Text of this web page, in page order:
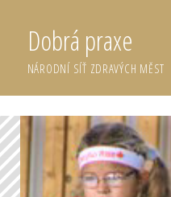
Dobrá praxe
NÁRODNÍ SÍŤ ZDRAVÝCH MĚST